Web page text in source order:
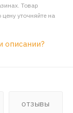
Товар
уточняйте на
описании?
ОТЗЫВЫ